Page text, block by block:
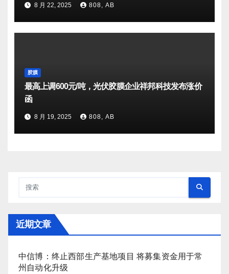
8 月 22, 2025 808, AB
胶膜
最高上调600元/吨，光伏胶膜企业祥邦科技发布涨价
函
8 月 19, 2025 808, AB
近期文章
中信博：终止西部生产基地项目 将募集资金用于常
州自动化升级